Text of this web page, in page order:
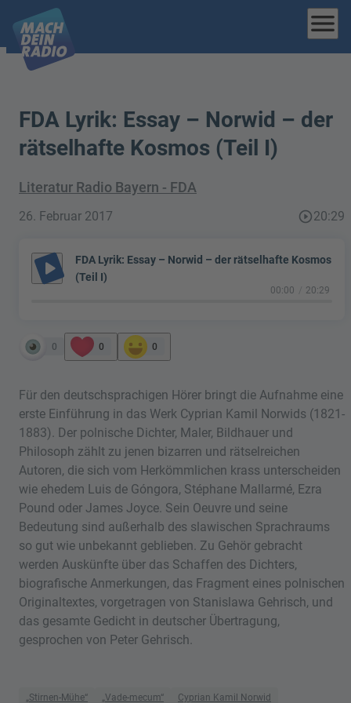
menu
FDA Lyrik: Essay – Norwid – der
rätselhafte Kosmos (Teil I)
Literatur Radio Bayern - FDA
26. Februar 2017 play_circle_outline20:29
play_arrow
FDA Lyrik: Essay – Norwid – der rätselhafte Kosmos
(Teil I)
00:00 20:29
0 0 0
Für den deutschsprachigen Hörer bringt die Aufnahme eine
erste Einführung in das Werk Cyprian Kamil Norwids (1821-
1883). Der polnische Dichter, Maler, Bildhauer und
Philosoph zählt zu jenen bizarren und rätselreichen
Autoren, die sich vom Herkömmlichen krass unterscheiden
wie ehedem Luis de Góngora, Stéphane Mallarmé, Ezra
Pound oder James Joyce. Sein Oeuvre und seine
Bedeutung sind außerhalb des slawischen Sprachraums
so gut wie unbekannt geblieben. Zu Gehör gebracht
werden Auskünfte über das Schaffen des Dichters,
biografische Anmerkungen, das Fragment eines polnischen
Originaltextes, vorgetragen von Stanislawa Gehrisch, und
das gesamte Gedicht in deutscher Übertragung,
gesprochen von Peter Gehrisch.
„Stirnen-Mühe“ „Vade-mecum“
Cyprian Kamil Norwid